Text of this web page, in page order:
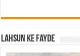
Lahsun ke fayde